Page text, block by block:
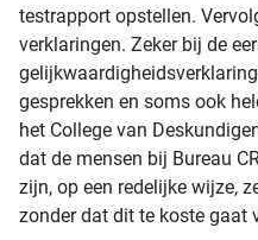
testrapport opstellen.
verklaringen. Zeker bij de
gesprekken en soms ook
het College van
dat de mensen bij Bureau
zijn, op een redelijke wijze,
zonder dat dit te koste gaat